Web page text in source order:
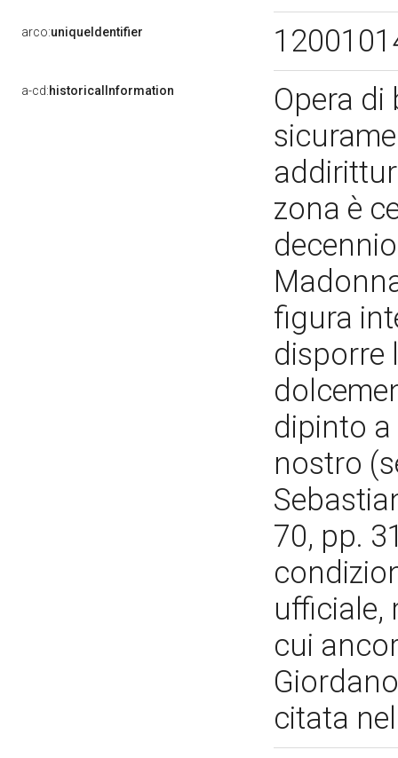
arco:uniqueIdentifier
a-cd:historicalInformation
Opera
zona è
figura
disporre
dipinto
nostro
70, pp.
ufficiale,
cui
citata